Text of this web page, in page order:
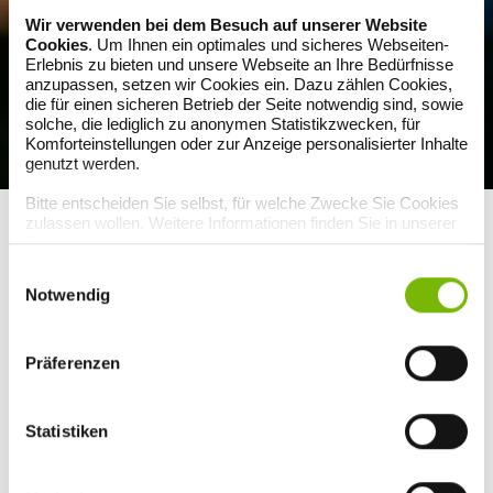
Wir verwenden bei dem Besuch auf unserer Website
Cookies. Um Ihnen ein optimales und sicheres Webseiten-
Erlebnis zu bieten und unsere Webseite an Ihre Bedürfnisse
anzupassen, setzen wir Cookies ein. Dazu zählen Cookies,
die für einen sicheren Betrieb der Seite notwendig sind, sowie
solche, die lediglich zu anonymen Statistikzwecken, für
Komforteinstellungen oder zur Anzeige personalisierter Inhalte
genutzt werden.
Bitte entscheiden Sie selbst, für welche Zwecke Sie Cookies
zulassen wollen. Weitere Informationen finden Sie in unserer
Datenschutzerklärung.
Notwendig
Präferenzen
Statistiken
Gefragt für Gruppen aller Art: Bei Kochpartys werden
Gerichte gemeinsam zubereitet und genossen.
Neue Essformen für Erwachsene
so Barbara Methfessel. Sie genießt nun als Rentnerin mit ihrem
Mann das „Privileg des Alters“. „Wir haben jetzt die Freiheit, uns mehr
um unseren Genuss zu kümmern. Ich koche zwar regelmäßig – aber
Erwachsenenalter stehen laut BMEL-Ernährungsreport 2017 nur 39
% der Deutschen täglich am Herd. 33 % tun das zwei- bis dreimal pro
gelieferte Gerichte immer beliebter werden, die oft allein vor dem